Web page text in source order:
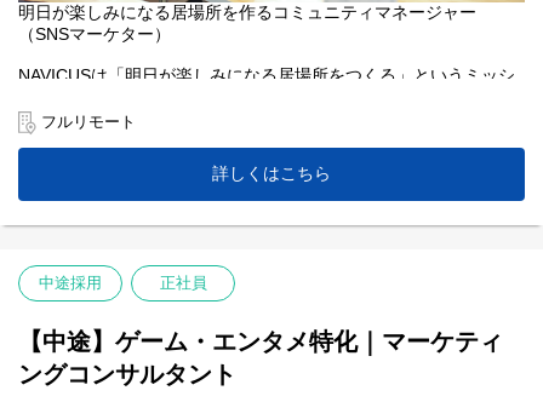
明日が楽しみになる居場所を作るコミュニティマネージャー
（SNSマーケター）
NAVICUSは「明日が楽しみになる居場所をつくる」というミッシ
ています。一つひとつのコミュニティに目を向け、課題を見つ
け、誰かにとっての最高の居場所をつくる。それがわたしたち
2023年12月にPR TIMESグループに参画し、より多くの価値提供
機会を手にした私たちは、SNSマーケティング支援事業をさらに
強化し、クライアント課題に対して共に考え、動き、挑戦に取り
フルリモート
詳しくはこちら
中途採用 正社員
【中途】ゲーム・エンタメ特化｜マーケティ
ングコンサルタント